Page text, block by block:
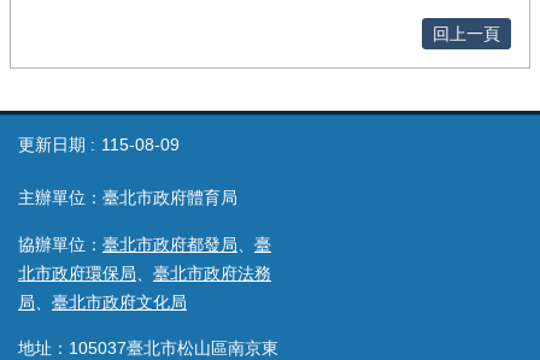
回上一頁
更新日期 115-08-09
主辦單位：臺北市政府體育局
協辦單位： 臺北市政府都發局
臺
北市政府環保局
臺北市政府法務
局
臺北市政府文化局
地址：105037臺北市松山區南京東